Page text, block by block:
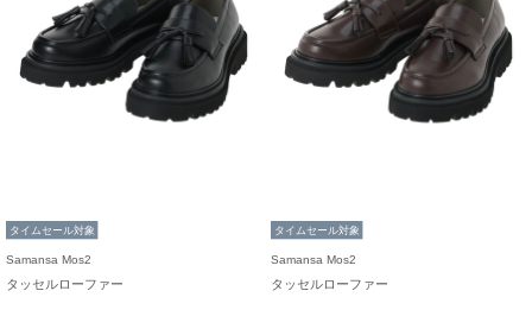
タイムセール対象
Samansa Mos2
タッセルローファー
タイムセール対象
Samansa Mos2
タッセルローファー